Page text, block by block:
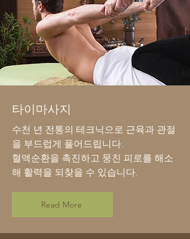
타이마사지
수천 년 전통의 테크닉으로 근육과 관절
을 부드럽게 풀어드립니다.
혈액순환을 촉진하고 뭉친 피로를 해소
해 활력을 되찾을 수 있습니다.
Read More